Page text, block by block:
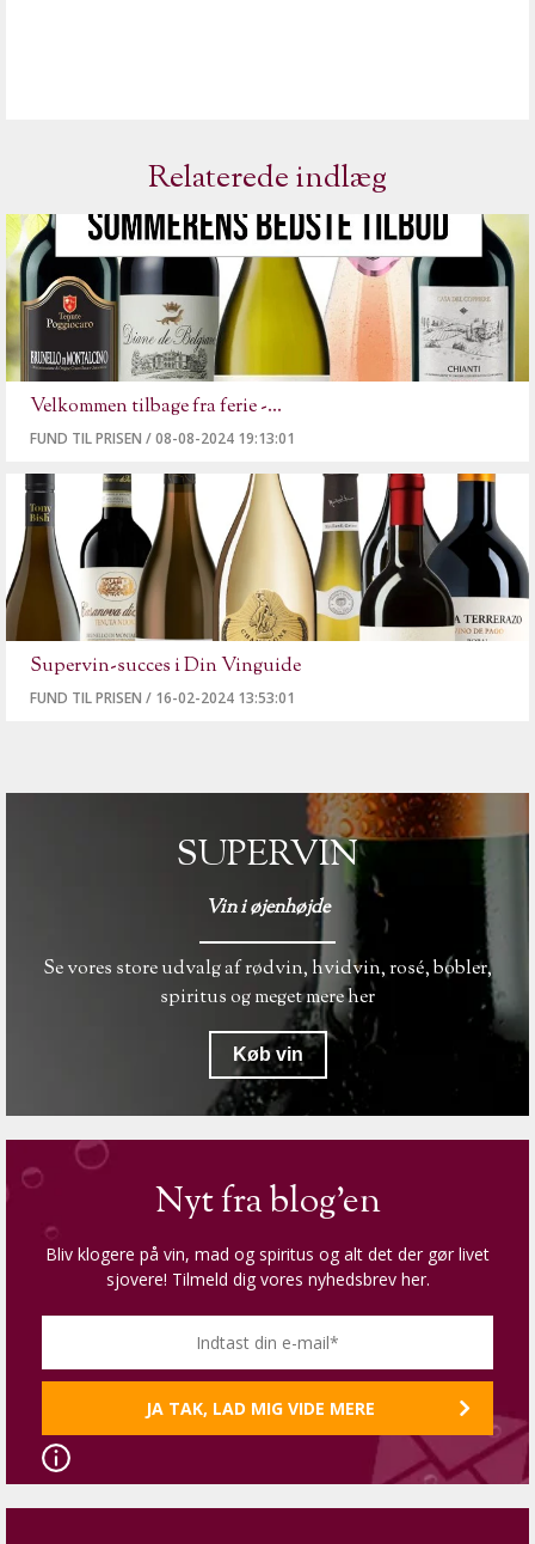
Relaterede indlæg
Velkommen tilbage fra ferie -...
FUND TIL PRISEN /08-08-2024 19:13:01
Supervin-succes i Din Vinguide
FUND TIL PRISEN / 16-02-2024 13:53:01
SUPERVIN
Vin i øjenhøjde
Se vores store udvalg af rødvin, hvidvin, rosé, bobler,
spiritus og meget mere her
Køb vin
Nyt fra blog'en
Bliv klogere på vin, mad og spiritus og alt det der gør livet
sjovere! Tilmeld dig vores nyhedsbrev her.